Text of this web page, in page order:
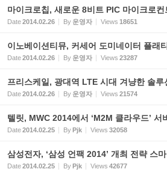
마이크로칩, 새로운 8비트 PIC 마이크로컨
Date2014.02.26 By 운영자 Views 18651
이노베이션티뮤, 커세어 도미네이터 플래
Date2014.02.26 By 운영자 Views 23287
프리스케일, 광대역 LTE 시대 겨냥한 솔루
Date2014.02.26 By 운영자 Views 21574
텔릿, MWC 2014에서 ‘M2M 클라우드’ 서
Date2014.02.25 ByPjk Views 32058
삼성전자, ‘삼성 언팩 2014’ 개최 전략 스마
Date2014.02.25 ByPjk Views 42677